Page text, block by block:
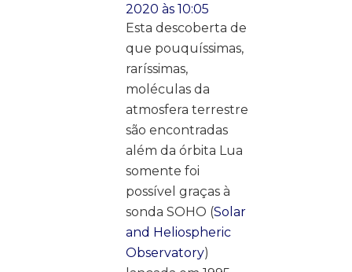
2020 às 10:05
Esta descoberta de
que pouquíssimas,
raríssimas,
moléculas da
atmosfera terrestre
são encontradas
além da órbita Lua
somente foi
possível graças à
sonda SOHO (Solar
and Heliospheric
Observatory)